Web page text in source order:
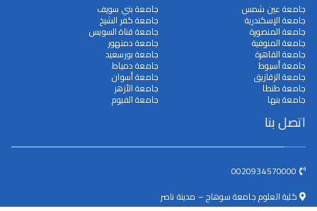
جامعة عين شمس
جامعة الإسكندرية
جامعة المنصورة
جامعة المنوفية
جامعة القاهرة
جامعة أسيوط
جامعة الزقازيق
جامعة طنطا
جامعة بنها
جامعة بني سويف
جامعة كفر الشيخ
جامعة قناة السويس
جامعة دمنهور
جامعة بورسعيد
جامعة دمياط
جامعة أسوان
جامعة الأزهر
جامعة الفيوم
اتصل بنا
كلية العلوم جامعة سوهاج – مدينة ناصر